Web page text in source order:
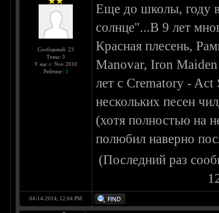
Сообщений: 23
Темы: 3
У нас с: Nov 2010
Рейтинг: 1
Еще до школы, году
солнце"...В 9 лет
Красная плесень,
Manovar, Iron
лет с Crematory - Act
нескольких песен
(хотя полностью на
полюбил наверно
(Последний раз
04-14-2014, 12:04 PM